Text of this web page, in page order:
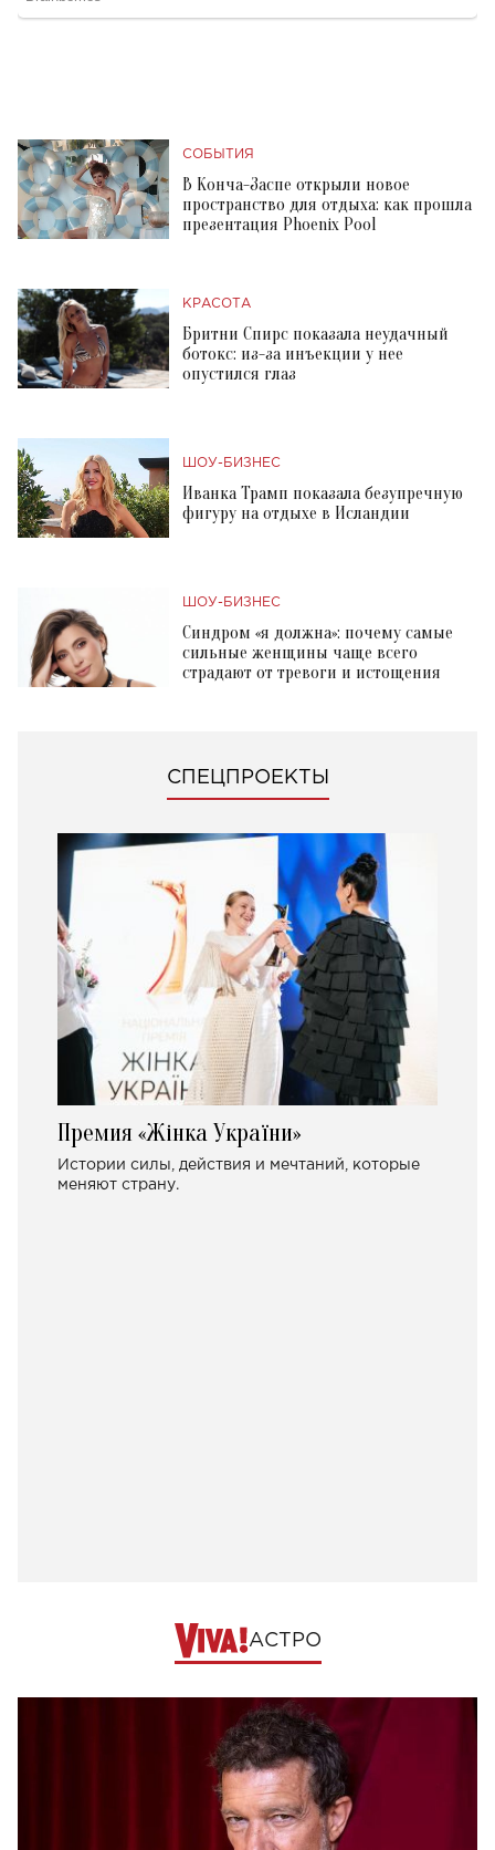
СОБЫТИЯ
В Конча-Заспе открыли новое
пространство для отдыха: как прошла
презентация Phoenix Pool
КРАСОТА
Бритни Спирс показала неудачный
ботокс: из-за инъекции у нее
опустился глаз
ШОУ-БИЗНЕС
Иванка Трамп показала безупречную
фигуру на отдыхе в Исландии
ШОУ-БИЗНЕС
Синдром «я должна»: почему самые
сильные женщины чаще всего
страдают от тревоги и истощения
СПЕЦПРОЕКТЫ
Премия «Жінка України»
Истории силы, действия и мечтаний, которые
меняют страну.
АСТРО